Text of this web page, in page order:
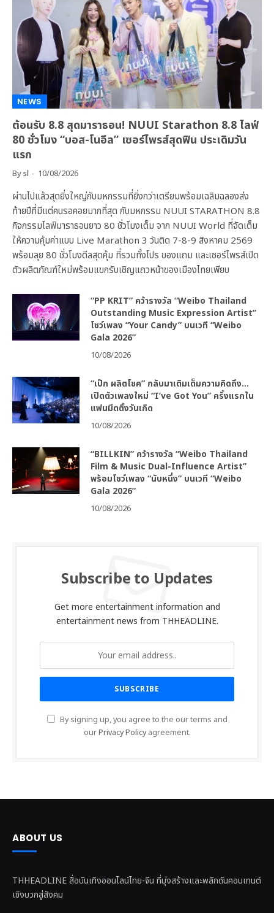
NEWS
ต้อนรับ 8.8 สุดมาราธอน! NUUI Starathon 8.8 ไลฟ์
80 ชั่วโมง “บอส-โนอึล” เซอร์ไพรส์สุดฟิน ประเดิมวัน
แรก
Bysl 10/08/2026
ผ่านไปแล้วสุดยิ่งใหญ่กับมหกรรมที่ยิ่งกว่าเตรียมพร้อมเฉลิมฉลองส่ง
ท้ายปีที่มีแต่คนรอคอยมากที่สุด กับมหกรรม NUUI STARATHON 8.8
กิจกรรมไลฟ์มาราธอนยาว 80 ชั่วโมงเต็ม จาก NUUI World ที่จัดเต็ม
ให้ความคุ้มค่าแบบ Live Marathon 3 วันติด 7-8-9 สิงหาคม 2569
พร้อมลุย 80 ชั่วโมงดีลสุดคุ้ม ที่รวมทั้งโปร ของแถม และเซอร์ไพรส์เปิด
ตัวผลิตภัณฑ์ใหม่พร้อมแขกรับเชิญแถวหน้าของเมืองไทยเพียบ
“PP KRIT” คว้ารางวัล “Weibo Thailand
Outstanding Music Expression Artist”
โชว์เพลง “Your Candy” บนเวที “Weibo
Gala 2026”
10/08/2026
“เป๊ก ผลิตโชค” กลับมาเติมเต็มความคิดถึง…
เปิดตัวเพลงใหม่ “I’ve Got You” ครั้งแรกใน
แฟนมีตติ้งวันเกิด
10/08/2026
“BILLKIN” คว้ารางวัล “Weibo Thailand
Film & Music Dual-Influence Artist”
พร้อมโชว์เพลง “นับหนึ่ง” บนเวที “Weibo
Gala 2026”
10/08/2026
Subscribe to Updates
Get more entertainment information and
entertainment news from THHEADLINE.
By signing up, you agree to the our terms and
ourPrivacy Policyagreement.
ABOUT US
THHEADLINE สื่อบันเทิงออนไลน์ไทย-จีน ที่มุ่งสร้างและพลักดันคอนเทนต์
เชิงบวกสู่สังคม